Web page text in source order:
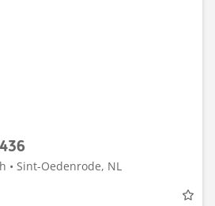
• Sint-Oedenrode, NL